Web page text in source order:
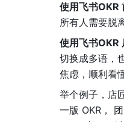
使用飞书OKR
所有人需要脱
使用飞书OKR
切换成多语，
焦虑， 顺利看
举个例子，店
一版 OKR，